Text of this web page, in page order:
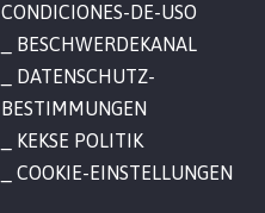
CONDICIONES-DE-USO
BESCHWERDEKANAL
DATENSCHUTZ-
BESTIMMUNGEN
KEKSE POLITIK
COOKIE-EINSTELLUNGEN